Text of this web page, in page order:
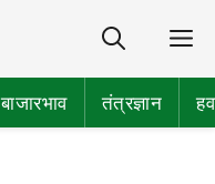
बाजारभाव तंत्रज्ञान